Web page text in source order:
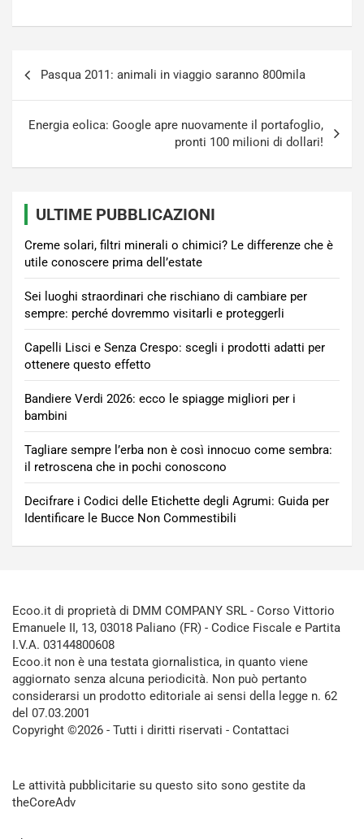
articoli
Pasqua 2011: animali in viaggio saranno 800mila
Energia eolica: Google apre nuovamente il portafoglio,
pronti 100 milioni di dollari!
ULTIME PUBBLICAZIONI
Creme solari, filtri minerali o chimici? Le differenze che è
utile conoscere prima dell’estate
Sei luoghi straordinari che rischiano di cambiare per
sempre: perché dovremmo visitarli e proteggerli
Capelli Lisci e Senza Crespo: scegli i prodotti adatti per
ottenere questo effetto
Bandiere Verdi 2026: ecco le spiagge migliori per i
bambini
Tagliare sempre l’erba non è così innocuo come sembra:
il retroscena che in pochi conoscono
Decifrare i Codici delle Etichette degli Agrumi: Guida per
Identificare le Bucce Non Commestibili
Ecoo.it di proprietà di DMM COMPANY SRL - Corso Vittorio
Emanuele II, 13, 03018 Paliano (FR) - Codice Fiscale e Partita
I.V.A. 03144800608
Ecoo.it non è una testata giornalistica, in quanto viene
aggiornato senza alcuna periodicità. Non può pertanto
considerarsi un prodotto editoriale ai sensi della legge n. 62
del 07.03.2001
Copyright ©2026 - Tutti i diritti riservati - Contattaci
Le attività pubblicitarie su questo sito sono gestite da
theCoreAdv